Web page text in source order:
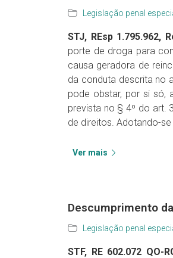
Legislação penal
STJ, REsp 1.795.962,
porte de droga para
causa geradora de
da conduta descrita no
pode obstar, por si só,
prevista no § 4º do art.
de direitos. Adotando-se
Ver mais
Descumprimento
Legislação penal
STF, RE 602.072 QO-